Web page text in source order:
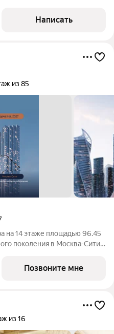
комнатами на втором
Написать
из 85
на 14 этаже площадью 96.45
поколения в Москва-Сити.
сердце делoвoй столицы
Позвоните мне
из 16